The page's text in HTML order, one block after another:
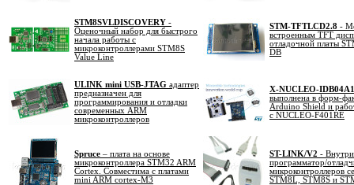
STM8SVLDISCOVERY -
Оценочный набор для быстрого
начала работы с
микроконтроллерами STM8S
Value Line
STM-TFTLCD2.8 -
встроенным TFT
отладочной платы
DB
ULINK mini USB-JTAG адаптер
предназначен для
программирования и отладки
современных ARM
микроконтроллеров
X-NUCLEO-IDB04A1
выполнена в форм-
Arduino Shield и
с NUCLEO-F401RE
Spruce – плата на основе
микроконтроллера STM32 ARM
Сortex. Совместима с платами
mini ARM cortex-M3
ST-LINK/V2 -
программатор/
микроконтроллеров
STM8L, STM8S и